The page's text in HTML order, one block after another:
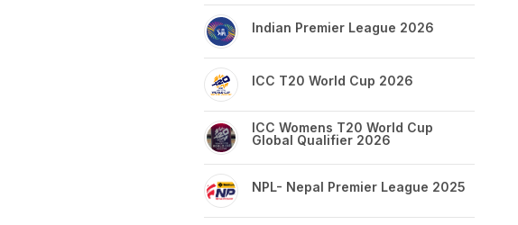
Indian Premier League 2026
ICC T20 World Cup 2026
ICC Womens T20 World Cup
Global Qualifier 2026
NPL- Nepal Premier League 2025